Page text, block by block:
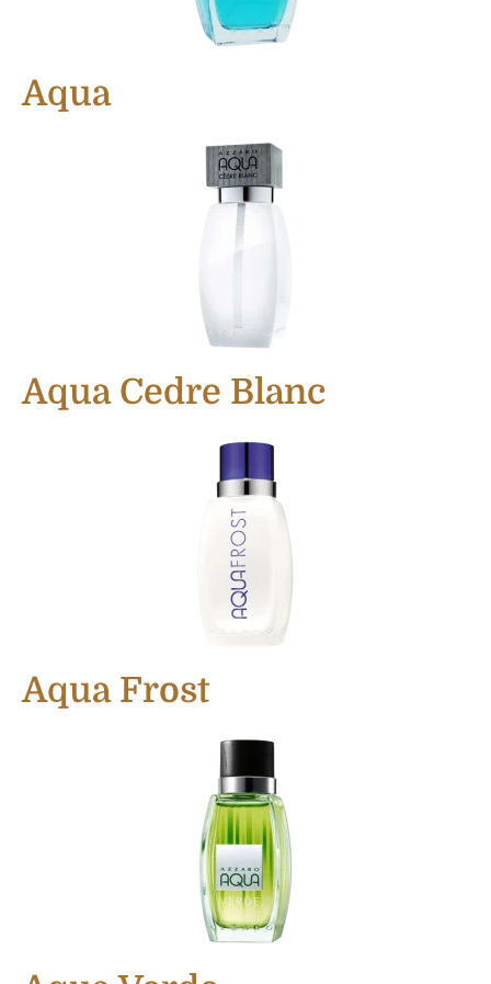
Aqua
Aqua Cedre Blanc
Aqua Frost